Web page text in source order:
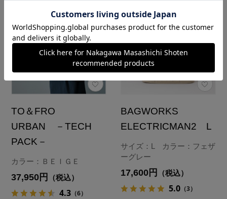
TO＆FRO
URBAN －TECH
PACK－
カラー：ＢＥＩＧＥ
37,950円 （税込）
4.3 （6）
BAGWORKS
ELECTRICMAN2 L
サイズ：L カラー：フェザ
ーグレー
17,600円 （税込）
5.0 （3）